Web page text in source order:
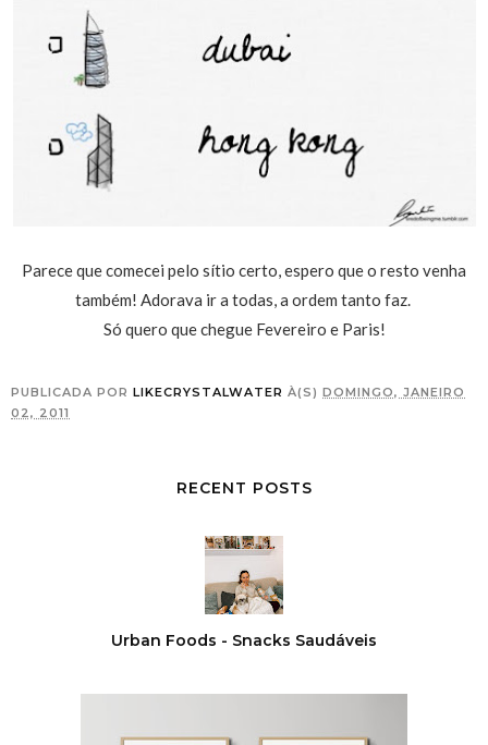
Parece que comecei pelo sítio certo, espero que o resto venha
também! Adorava ir a todas, a ordem tanto faz.
Só quero que chegue Fevereiro e Paris!
PUBLICADA POR LIKECRYSTALWATER À(S) DOMINGO, JANEIRO
02, 2011
RECENT POSTS
Urban Foods - Snacks Saudáveis